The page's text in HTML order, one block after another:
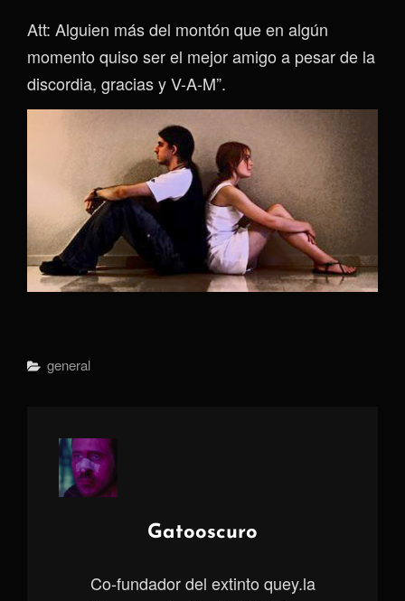
Att: Alguien más del montón que en algún
momento quiso ser el mejor amigo a pesar de la
discordia, gracias y V-A-M”.
Categorías
General
Autor:
Gatooscuro
Co-fundador del extinto quey.la